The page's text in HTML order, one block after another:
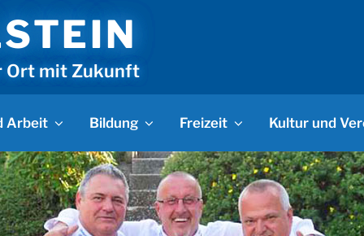
Ort mit Zukunft
Arbeit Bildung Freizeit Kultur und